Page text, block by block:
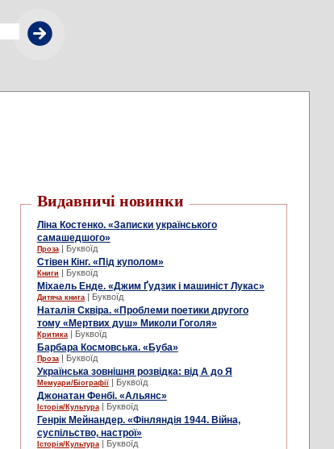
Видавничі новинки
Ліна Костенко. «Записки українського
самашедшого»
Проза| Буквоїд
Стівен Кінг. «Під куполом»
Книги | Буквоїд
Міхаель Енде. «Джим Ґудзик і машиніст Лукас»
Дитяча книга| Буквоїд
Наталія Сквіра. «Проблеми поетики другого
тому «Мертвих душ» Миколи Гоголя»
Критика| Буквоїд
Барбара Космовська. «Буба»
Проза| Буквоїд
Українська зовнішня розвідка: від А до Я
Мемуари/Біографії| Буквоїд
Джонатан Фенбі. «Альянс»
Історія/Культура| Буквоїд
Генрік Мейнандер. «Фінляндія 1944. Війна,
суспільство, настрої»
Історія/Культура| Буквоїд